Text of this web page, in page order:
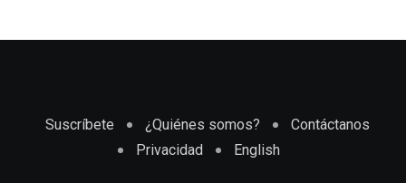
Suscríbete ¿Quiénes somos?
Contáctanos
Privacidad
English